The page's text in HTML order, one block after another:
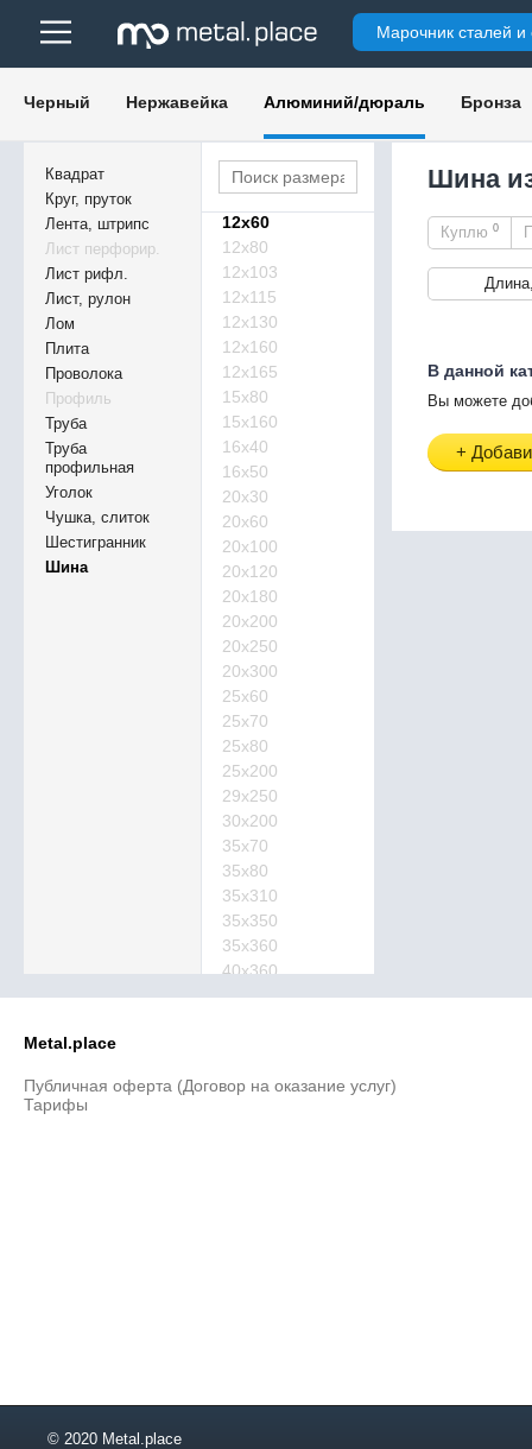
Марочник сталей и
Черный Нержавейка Алюминий/дюраль Бронза
Квадрат
Круг, пруток
Лента, штрипс
Лист перфорир.
Лист рифл.
Лист, рулон
Лом
Плита
Проволока
Профиль
Труба
Труба
профильная
Уголок
Чушка, слиток
Шестигранник
Шина
10х162
11х20
11х40
12х20
12х30
12х40
12х50
12х60
12х80
12х103
12х115
12х130
12х160
12х165
15х80
15х160
16х40
16х50
20х30
20х60
20х100
20х120
20х180
20х200
20х250
20х300
25х60
25х70
25х80
25х200
29х250
30х200
35х70
35х80
35х310
35х350
35х360
40х360
40х500
50х430
Шина
Куплю 0
В данной
Вы можете
+
Metal.place
Публичная оферта (Договор на оказание услуг)
Тарифы
© 2020 Metal.place